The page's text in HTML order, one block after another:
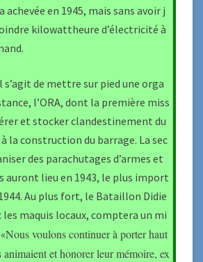
en 1945, mais sans avoir j
kilowattheure d’électricité à
s’agit de mettre sur pied une orga
l’ORA, dont la première miss
et stocker clandestinement du
la construction du barrage. La sec
des parachutages d’armes et
auront lieu en 1943, le plus import
Au plus fort, le Bataillon Didie
les maquis locaux, comptera un mi
Nous voulons continuer à porter haut
animaient et honorer leur mémoire, ex